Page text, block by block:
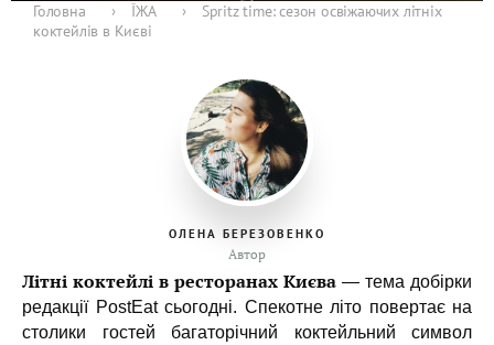
Головна › ЇЖА ›
Spritz time: сезон освіжаючих літніх
коктейлів в Києві
ОЛЕНА БЕРЕЗОВЕНКО
Автор
Літні коктейлі в ресторанах Києва — тема добірки
редакції PostEat сьогодні. Спекотне літо повертає на
столики гостей багаторічний коктейльний символ